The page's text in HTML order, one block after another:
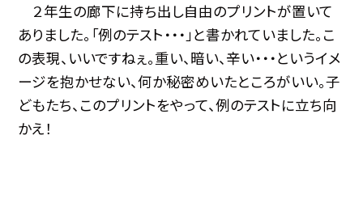
２年生の廊下に持ち出し自由のプリントが置いて
ありました。「例のテスト・・・」と書かれていました。こ
の表現、いいですねぇ。重い、暗い、辛い・・・というイメ
ージを抱かせない、何か秘密めいたところがいい。子
どもたち、このプリントをやって、例のテストに立ち向
かえ！